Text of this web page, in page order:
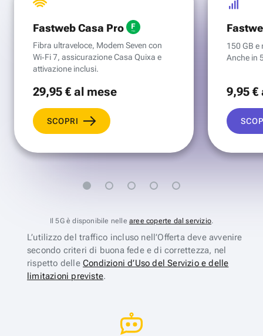
Fastweb Casa Pro
Fibra ultraveloce, Modem Seven con
Wi‑Fi 7, assicurazione Casa Quixa e
attivazione inclusi.
29,95 €al mese
SCOPRI
150 GB e
Anche in
9,95 €
Il 5G è disponibile nelle aree coperte dal servizio.
L’utilizzo del traffico incluso nell’Offerta deve avvenire
secondo criteri di buona fede e di correttezza, nel
rispetto delle Condizioni d’Uso del Servizio e delle
limitazioni previste.